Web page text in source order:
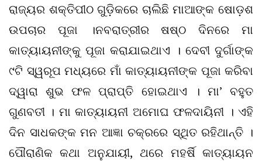
ରାଜ୍ୟର ଶକ୍ତିପୀଠ ଗୁଡ଼ିକରେ ଚାଲିଛି ମାଆଙ୍କ ଷୋଡ଼ଶ
ଉପଚାର ପୂଜା ।ନବରାତ୍ରୀର ଷଷ୍ଠ ଦିନରେ ମା
କାତ୍ୟାୟନୀଙ୍କୁ ପୂଜା କରାଯାଇଥାଏ । ଦେବୀ ଦୁର୍ଗାଙ୍କ
୯ଟି ସ୍ୱରୂପ ମଧ୍ୟରେ ମାଁ କାତ୍ୟାୟନୀଙ୍କ ପୂଜା କରିବା
ଦ୍ୱାରା ଶୁଭ ଫଳ ପ୍ରାପ୍ତି ହୋଇଥାଏ । ମା’ ବହୁତ
ଗୁଣବତୀ । ମା କାତ୍ୟାୟନୀ ଅମୋଘ ଫଳଦାୟିନୀ । ଏହି
ଦିନ ସାଧକଙ୍କ ମନ ଆଜ୍ଞା ଚକ୍ରରେ ସ୍ଥିତ ରହିଥାନ୍ତି ।
ପୌରାଣିକ କଥା ଅନୁଯାୟୀ, ଥରେ ମହର୍ଷି କାତ୍ୟାୟନ